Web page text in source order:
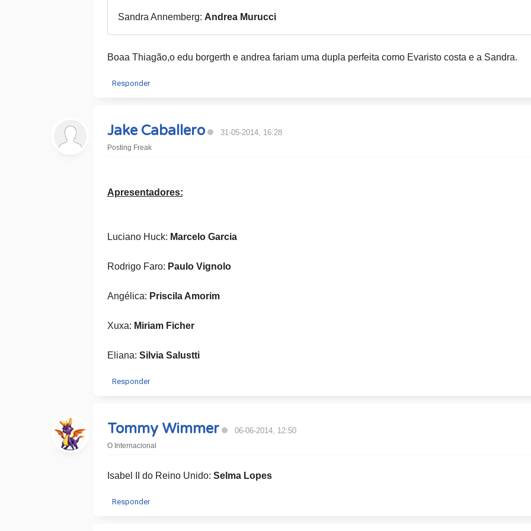
Sandra Annemberg: Andrea Murucci
Boaa Thiagão,o edu borgerth e andrea fariam uma dupla perfeita como Evaristo costa e a Sandra.
Responder
Jake Caballero 31-05-2014, 16:28
Posting Freak
Apresentadores:
Luciano Huck: Marcelo Garcia
Rodrigo Faro: Paulo Vignolo
Angélica: Priscila Amorim
Xuxa: Miriam Ficher
Eliana: Silvia Salustti
Responder
Tommy Wimmer 06-06-2014, 12:50
O Internacional
Isabel II do Reino Unido: Selma Lopes
Responder